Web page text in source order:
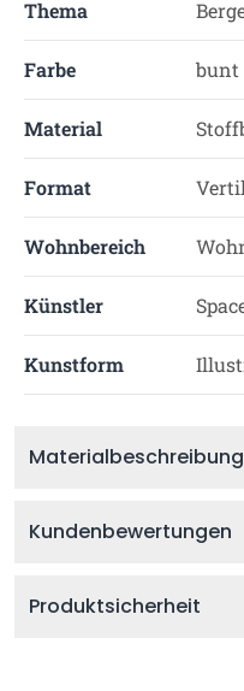
Thema
Farbe bunt
Material
Format
Wohnbereich
Künstler
Kunstform
Materialbeschreibung
Kundenbewertungen
Produktsicherheit